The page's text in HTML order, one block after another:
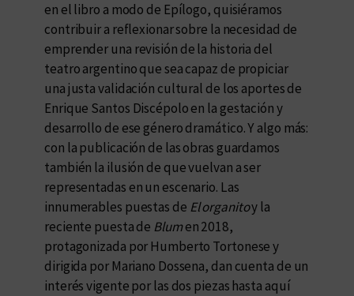
en el libro a modo de Epílogo, quisiéramos
contribuir a reflexionar sobre la necesidad de
emprender una revisión de la historia del
teatro argentino que sea capaz de propiciar
una justa validación cultural de los aportes de
Enrique Santos Discépolo en la gestación y
desarrollo de ese género dramático. Y algo más:
con la publicación de las obras guardamos
también la ilusión de que vuelvan a ser
representadas en un escenario. Las
innumerables puestas de El organitoy la
reciente puesta de Blumen 2018,
protagonizada por Humberto Tortonese y
dirigida por Mariano Dossena, dan cuenta de un
interés vigente por las dos piezas hasta aquí